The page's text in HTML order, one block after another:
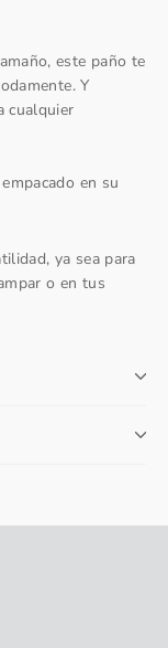
este paño te
Y
cualquier
en su
ya sea para
o en tus